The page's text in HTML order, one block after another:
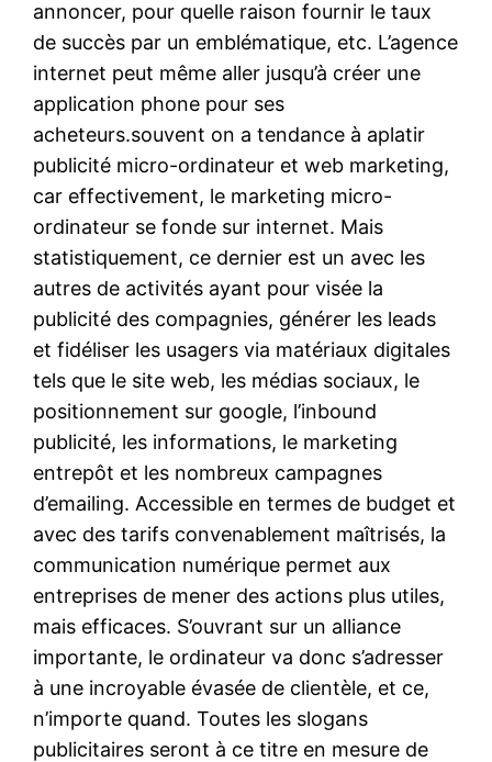
annoncer, pour quelle raison fournir le taux
de succès par un emblématique, etc. L’agence
internet peut même aller jusqu’à créer une
application phone pour ses
acheteurs.souvent on a tendance à aplatir
publicité micro-ordinateur et web marketing,
car effectivement, le marketing micro-
ordinateur se fonde sur internet. Mais
statistiquement, ce dernier est un avec les
autres de activités ayant pour visée la
publicité des compagnies, générer les leads
et fidéliser les usagers via matériaux digitales
tels que le site web, les médias sociaux, le
positionnement sur google, l’inbound
publicité, les informations, le marketing
entrepôt et les nombreux campagnes
d’emailing. Accessible en termes de budget et
avec des tarifs convenablement maîtrisés, la
communication numérique permet aux
entreprises de mener des actions plus utiles,
mais efficaces. S’ouvrant sur un alliance
importante, le ordinateur va donc s’adresser
à une incroyable évasée de clientèle, et ce,
n’importe quand. Toutes les slogans
publicitaires seront à ce titre en mesure de